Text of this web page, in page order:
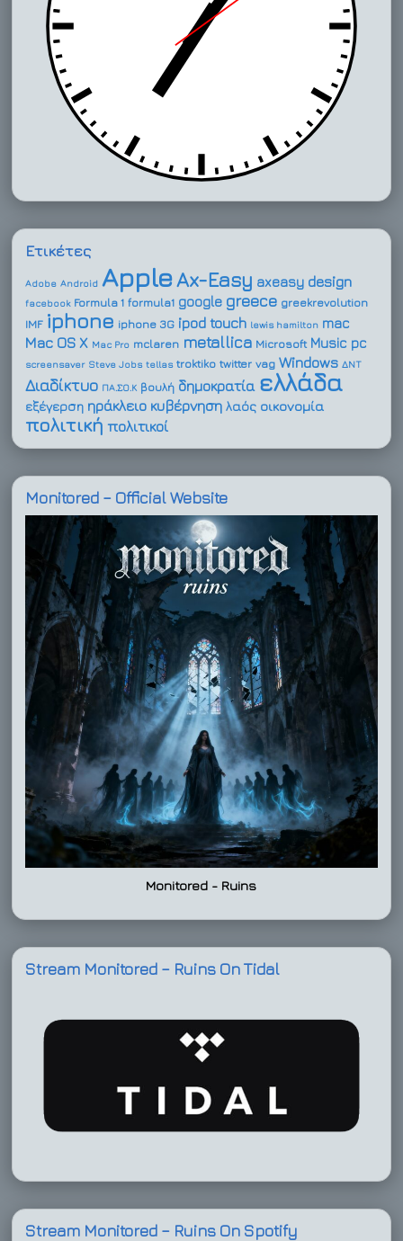
Ετικέτες
Adobe Android AppleAx-Easy axeasy design
facebook Formula 1 formula1 google greece greekrevolution
IMF iphone iphone 3G ipod touch lewis hamilton mac
Mac OS X Mac Pro mclaren metallica Microsoft Music pc
screensaver Steve Jobs tellas troktiko twitter vag Windows ΔΝΤ
Διαδίκτυο ΠΑ.ΣΟ.Κ βουλή δημοκρατία ελλάδα
εξέγερση ηράκλειο κυβέρνηση λαός οικονομία
πολιτική πολιτικοί
Monitored – Official Website
Monitored - Ruins
Stream Monitored – Ruins On Tidal
Stream Monitored – Ruins On Spotify